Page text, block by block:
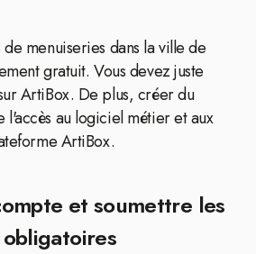
de menuiseries dans la ville de
gratuit. Vous devez juste
ArtiBox. De plus, créer du
l'accès au logiciel métier et aux
ArtiBox.
et soumettre les